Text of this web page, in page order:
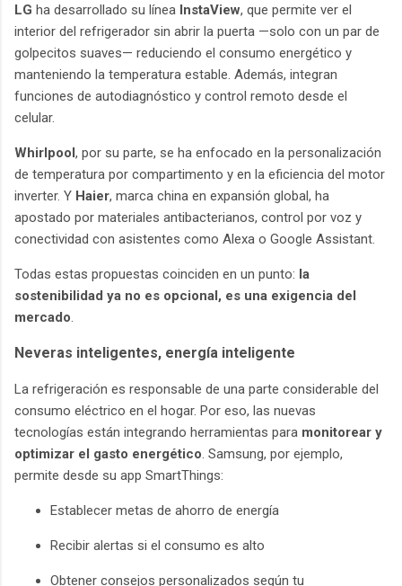
LG ha desarrollado su línea InstaView, que permite ver el
interior del refrigerador sin abrir la puerta —solo con un par de
golpecitos suaves— reduciendo el consumo energético y
manteniendo la temperatura estable. Además, integran
funciones de autodiagnóstico y control remoto desde el
celular.
Whirlpool, por su parte, se ha enfocado en la personalización
de temperatura por compartimento y en la eficiencia del motor
inverter. Y Haier, marca china en expansión global, ha
apostado por materiales antibacterianos, control por voz y
conectividad con asistentes como Alexa o Google Assistant.
Todas estas propuestas coinciden en un punto: la
sostenibilidad ya no es opcional, es una exigencia del
mercado.
Neveras inteligentes, energía inteligente
La refrigeración es responsable de una parte considerable del
consumo eléctrico en el hogar. Por eso, las nuevas
tecnologías están integrando herramientas para monitorear y
optimizar el gasto energético. Samsung, por ejemplo,
permite desde su app SmartThings:
Establecer metas de ahorro de energía
Recibir alertas si el consumo es alto
Obtener consejos personalizados según tu